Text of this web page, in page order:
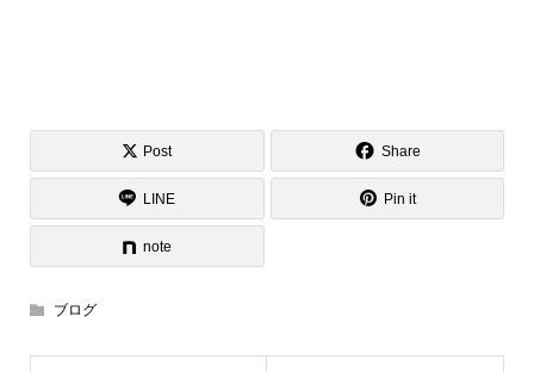
Post Share
LINE Pin it
note
ブログ